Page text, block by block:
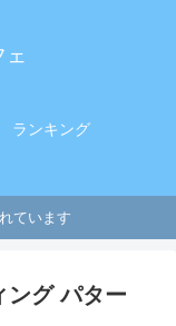
ェ
ランキング
ています
ング パター